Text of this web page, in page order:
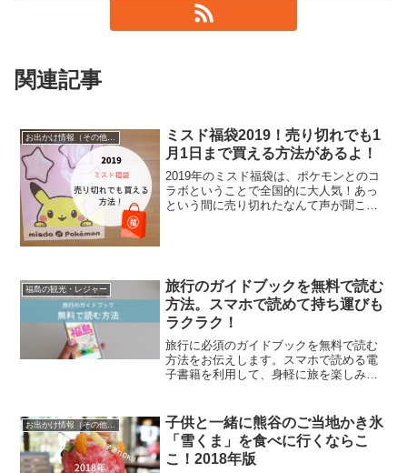
関連記事
お出かけ情報（その他の地域）
ミスド福袋2019！売り切れでも1
月1日まで買える方法があるよ！
2019年のミスド福袋は、ポケモンとのコ
ラボということで全国的に大人気！あっ
という間に売り切れたなんて声が聞こえ
福島の観光・レジャー
旅行のガイドブックを無料で読む
方法。スマホで読めて持ち運びも
ラクラク！
旅行に必須のガイドブックを無料で読む
方法をお伝えします。スマホで読める電
子書籍を利用して、身軽に旅を楽しみま
子供と一緒に熊谷のご当地かき氷
「雪くま」を食べに行くならこ
こ！2018年版